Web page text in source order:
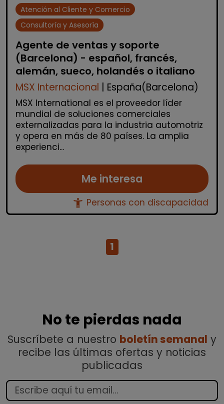
Atención al Cliente y Comercio
Consultoría y Asesoría
Agente de ventas y soporte
(Barcelona) - español, francés,
alemán, sueco, holandés o italiano
MSX Internacional | España(Barcelona)
MSX International es el proveedor líder
mundial de soluciones comerciales
externalizadas para la industria automotriz
y opera en más de 80 países. La amplia
experienci...
Me interesa
accessibility_new Personas con discapacidad
1
No te pierdas nada
Suscríbete a nuestro boletín semanal y
recibe las últimas ofertas y noticias
publicadas